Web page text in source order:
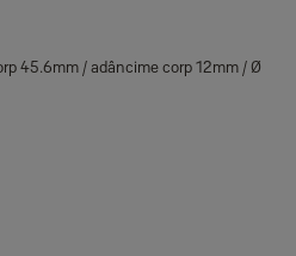
45.6mm / adâncime corp 12mm / Ø